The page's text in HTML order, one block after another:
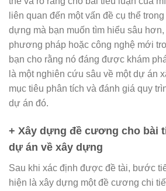
liên quan đến một vấn đề cụ thể
dựng mà bạn muốn tìm hiểu sâu
phương pháp hoặc công nghệ mới
bạn cho rằng nó đáng được khám
là một nghiên cứu sâu về một dự án
mục tiêu phân tích và đánh giá quy
dự án đó.
+ Xây dựng đề cương cho bài
dự án về xây dựng
Sau khi xác định được đề tài, bước
hiện là xây dựng một đề cương chi